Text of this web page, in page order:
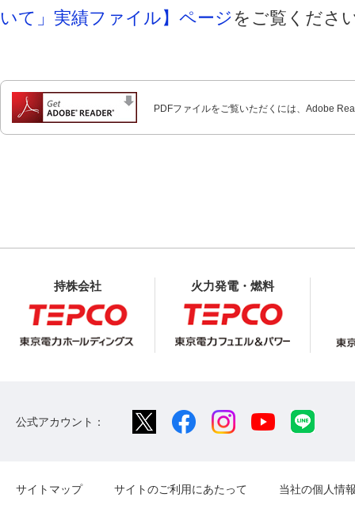
いて」実績ファイル】ページをご覧くださ
PDFファイルをご覧いただくには、Adobe
持株会社 火力発電・燃料
公式アカウント：
サイトマップ サイトのご利用にあたって 当社の個人情